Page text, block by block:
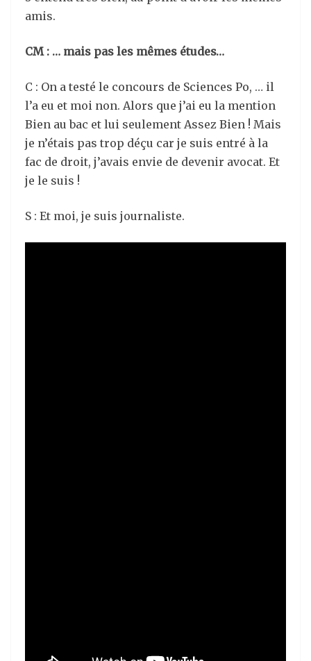
amis.
CM : … mais pas les mêmes études…
C : On a testé le concours de Sciences Po, … il
l’a eu et moi non. Alors que j’ai eu la mention
Bien au bac et lui seulement Assez Bien ! Mais
je n’étais pas trop déçu car je suis entré à la
fac de droit, j’avais envie de devenir avocat. Et
je le suis !
S : Et moi, je suis journaliste.